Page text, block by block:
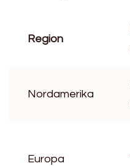
Region
Nordamerika
Europa